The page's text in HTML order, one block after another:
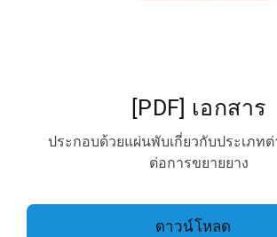
[PDF] เอกสาร
ประกอบด้วยแผ่นพับเกี่ยวกับประเภท
ต่อการขยายยาง
ดาวน์โหลด